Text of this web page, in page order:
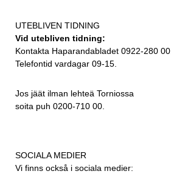
UTEBLIVEN TIDNING
Vid utebliven tidning:
Kontakta Haparandabladet 0922-280 00.
Telefontid vardagar 09-15.
Jos jäät ilman lehteä Torniossa
soita puh 0200-710 00.
SOCIALA MEDIER
Vi finns också i sociala medier: